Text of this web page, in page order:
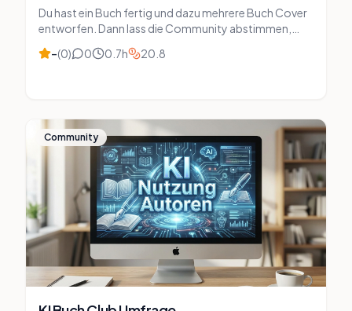
Du hast ein Buch fertig und dazu mehrere Buch Cover
entworfen. Dann lass die Community abstimmen,
welches Cover am meisten gefällt oder ob man etwas
verbessern kann.
–(0) 0 0.7h 20.8
Community